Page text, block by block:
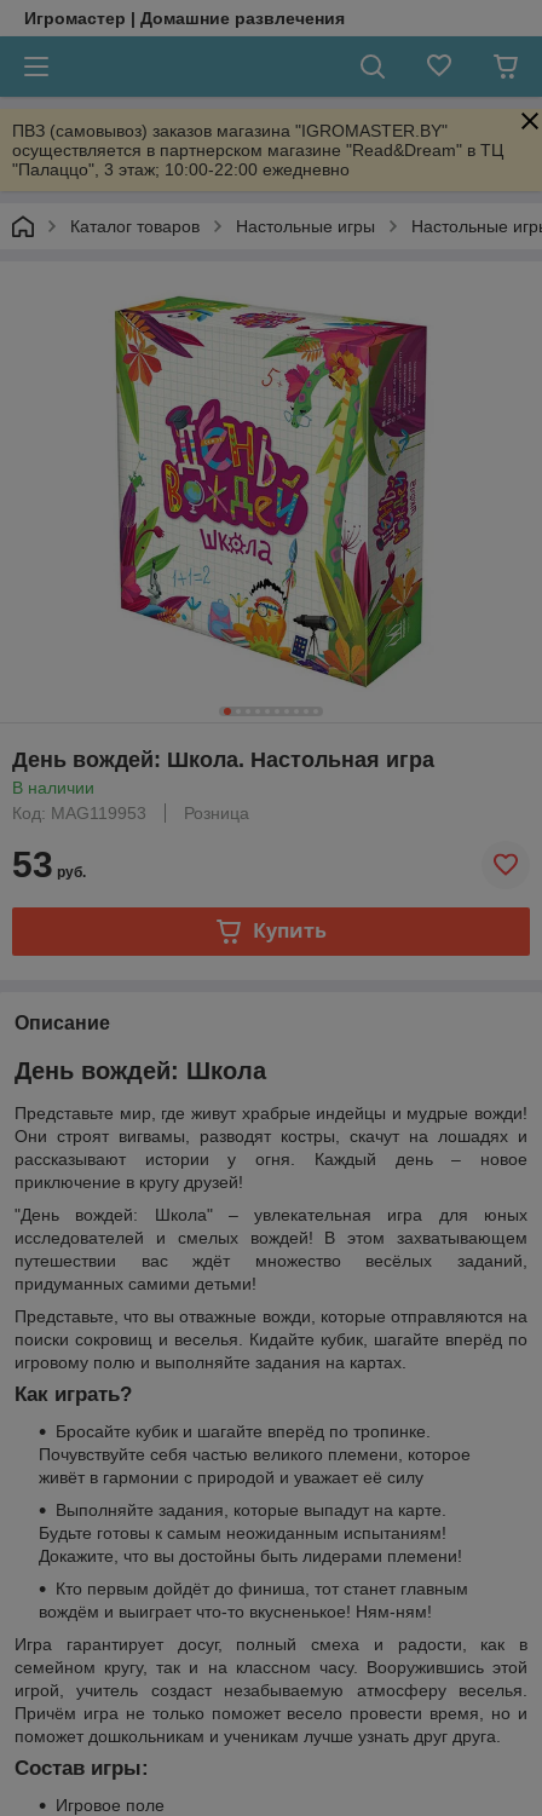
Игромастер | Домашние развлечения
ПВЗ (самовывоз) заказов магазина "IGROMASTER.BY"
осуществляется в партнерском магазине "Read&Dream" в ТЦ
"Палаццо", 3 этаж; 10:00-22:00 ежедневно
Каталог товаров Настольные игры Настольные
День вождей: Школа. Настольная игра
В наличии
Код: MAG119953
Розница
53 руб.
Купить
Описание
День вождей: Школа
Представьте мир, где живут храбрые индейцы и мудрые вожди!
Они строят вигвамы, разводят костры, скачут на лошадях и
рассказывают истории у огня. Каждый день – новое
приключение в кругу друзей!
"День вождей: Школа" – увлекательная игра для юных
исследователей и смелых вождей! В этом захватывающем
путешествии вас ждёт множество весёлых заданий,
придуманных самими детьми!
Представьте, что вы отважные вожди, которые отправляются на
поиски сокровищ и веселья. Кидайте кубик, шагайте вперёд по
игровому полю и выполняйте задания на картах.
Как играть?
Бросайте кубик и шагайте вперёд по тропинке.
Почувствуйте себя частью великого племени, которое
живёт в гармонии с природой и уважает её силу
Выполняйте задания, которые выпадут на карте.
Будьте готовы к самым неожиданным испытаниям!
Докажите, что вы достойны быть лидерами племени!
Кто первым дойдёт до финиша, тот станет главным
вождём и выиграет что-то вкусненькое! Ням-ням!
Игра гарантирует досуг, полный смеха и радости, как в
семейном кругу, так и на классном часу. Вооружившись этой
игрой, учитель создаст незабываемую атмосферу веселья.
Причём игра не только поможет весело провести время, но и
поможет дошкольникам и ученикам лучше узнать друг друга.
Состав игры:
Игровое поле